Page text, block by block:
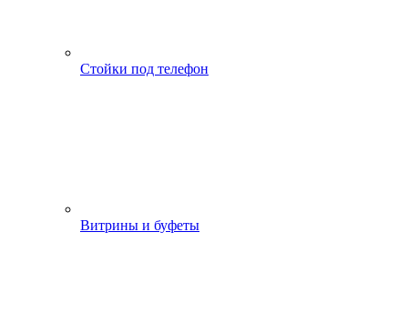
Стойки под телефон
Витрины и буфеты